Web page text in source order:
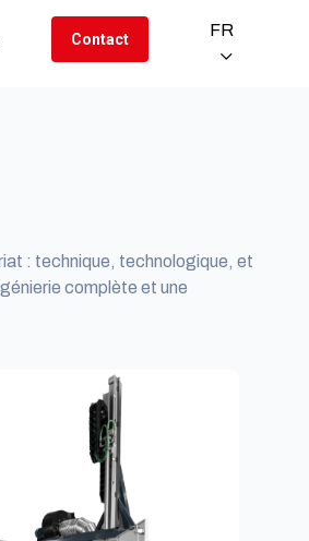
Contact FR
: technique, technologique, et
complète et une